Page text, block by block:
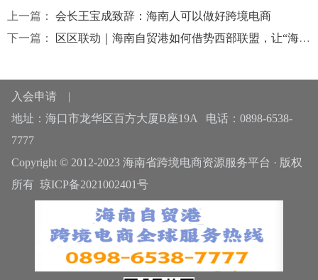
上一篇：
会长王宝成致辞：海南人可以做好跨境电商
下一篇：
区区联动｜海南自贸港如何借势西部联盟，让“海岛货”走得更远
入会申请|
地址：海口市龙华区百方大厦B座19A 电话：0898-6538-
7777
Copyright © 2012-2023 海南省跨境电商资源服务平台 · 版权
所有 琼ICP备2021002401号